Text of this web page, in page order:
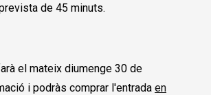
de 45 minuts.
el mateix diumenge 30 de
i podràs comprar l'entradaen